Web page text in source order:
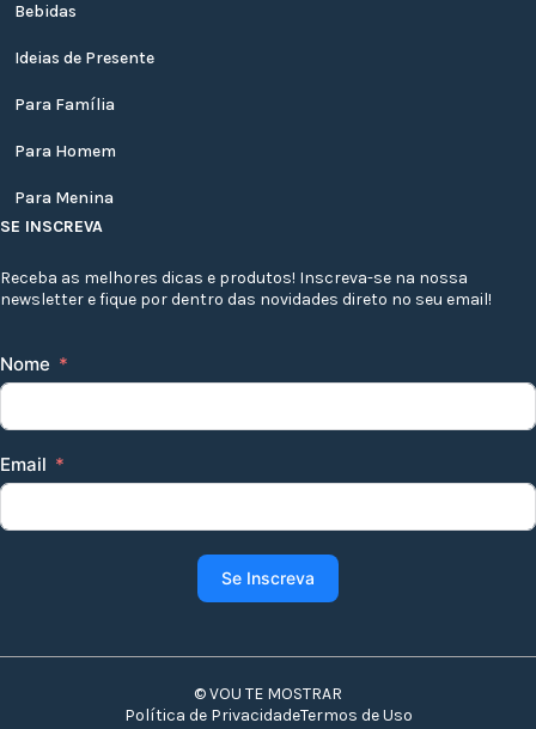
Bebidas
Ideias de Presente
Para Família
Para Homem
Para Menina
SE INSCREVA
Receba as melhores dicas e produtos! Inscreva-se na nossa
newsletter e fique por dentro das novidades direto no seu email!
Nome
Email
Se Inscreva
© VOU TE MOSTRAR
Política de PrivacidadeTermos de Uso